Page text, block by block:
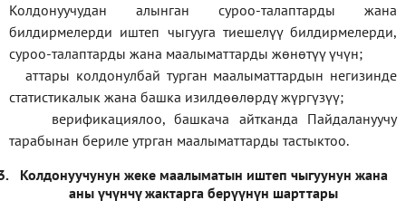
Колдонуучудан алынган суроо-талаптарды жана
билдирмелерди иштеп чыгууга тиешелүү билдирмелерди,
суроо-талаптарды жана маалыматтарды жөнөтүү үчүн;
аттары колдонулбай турган маалыматтардын негизинде
статистикалык жана башка изилдөөлөрдү жүргүзүү;
верификациялоо,башкача айтканда Пайдалануучу
тарабынан бериле утрган маалыматтарды тастыктоо.
Колдонуучунун жеке маалыматын иштеп чыгуунун жана
аны үчүнчү жактарга берүүнүн шарттары